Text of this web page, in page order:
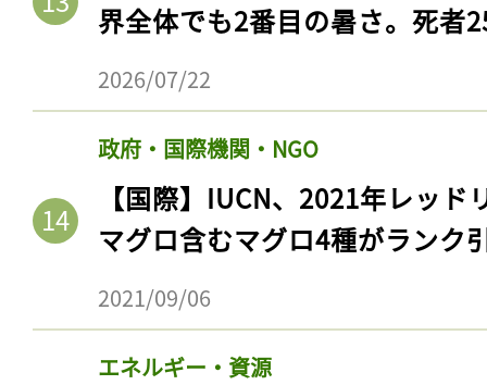
界全体でも2番目の暑さ。死者
2026/07/22
政府・国際機関・NGO
【国際】IUCN、2021年レッ
マグロ含むマグロ4種がランク
2021/09/06
エネルギー・資源